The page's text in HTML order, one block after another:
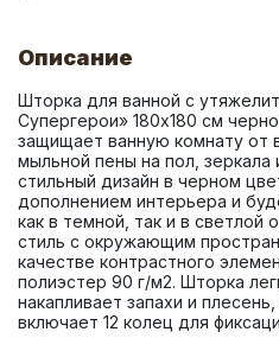
Описание
Шторка для ванной с
Супергерои» 180x180 см
защищает ванную комнату от
мыльной пены на пол,
стильный дизайн в черном
дополнением интерьера и
как в темной, так и в светлой
стиль с окружающим
качестве контрастного
полиэстер 90 г/м2. Шторка
накапливает запахи и
включает 12 колец для